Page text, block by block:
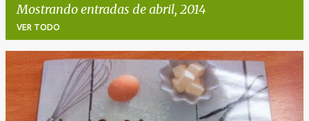
Mostrando entradas de abril, 2014
VER TODO
E
n